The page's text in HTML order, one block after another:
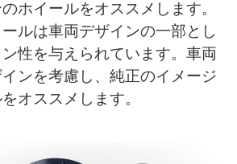
ホイールをオススメします。
ルは車両デザインの一部とし
性を与えられています。車両
ンを考慮し、純正のイメージ
オススメします。